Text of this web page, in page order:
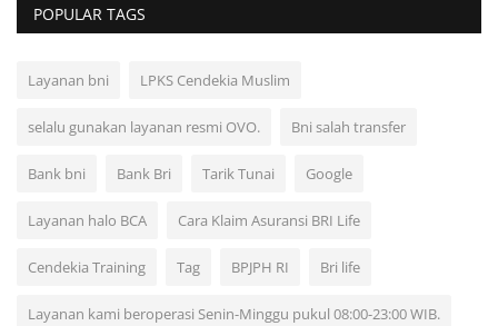
POPULAR TAGS
Layanan bni LPKS Cendekia Muslim
selalu gunakan layanan resmi OVO. Bni salah transfer
Bank bni Bank Bri Tarik Tunai Google
Layanan halo BCA Cara Klaim Asuransi BRI Life
Cendekia Training Tag BPJPH RI Bri life
Layanan kami beroperasi Senin-Minggu pukul 08:00-23:00 WIB.